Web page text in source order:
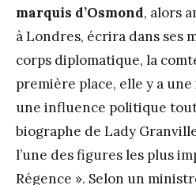
marquis d’Osmond, alors
à Londres, écrira dans ses
corps diplomatique, la
première place, elle y a
une influence politique
biographe de Lady
l’une des figures les plus
Régence ». Selon un